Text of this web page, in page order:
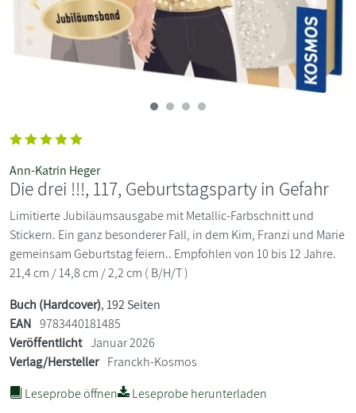
Ann-Katrin Heger
Die drei !!!, 117, Geburtstagsparty in Gefahr
Limitierte Jubiläumsausgabe mit Metallic-Farbschnitt und
Stickern. Ein ganz besonderer Fall, in dem Kim, Franzi und Marie
gemeinsam Geburtstag feiern.. Empfohlen von 10 bis 12 Jahre.
21,4 cm / 14,8 cm / 2,2 cm ( B/H/T )
Buch (Hardcover), 192 Seiten
EAN 9783440181485
Veröffentlicht Januar 2026
Verlag/Hersteller Franckh-Kosmos
Leseprobe öffnen
Leseprobe herunterladen